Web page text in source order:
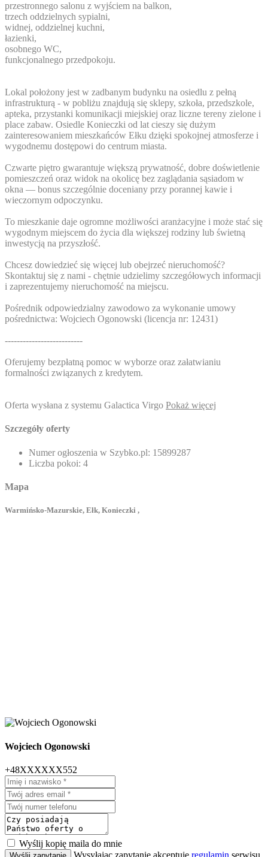
przestronnego salonu z wyjściem na balkon,
trzech oddzielnych sypialni,
widnej, oddzielnej kuchni,
łazienki,
osobnego WC,
funkcjonalnego przedpokoju.
Lokal położony jest w zadbanym budynku na osiedlu z pełną
infrastrukturą - w pobliżu znajdują się sklepy, szkoła, przedszkole,
apteka, przystanki komunikacji miejskiej oraz liczne tereny zielone i
place zabaw. Osiedle Konieczki od lat cieszy się dużym
zainteresowaniem mieszkańców Ełku dzięki spokojnej atmosferze i
wygodnemu dostępowi do centrum miasta.
Czwarte piętro gwarantuje większą prywatność, dobre doświetlenie
pomieszczeń oraz widok na okolicę bez zaglądania sąsiadom w
okna — bonus szczególnie doceniany przy porannej kawie i
wieczornym odpoczynku.
To mieszkanie daje ogromne możliwości aranżacyjne i może stać się
wygodnym miejscem do życia dla większej rodziny lub świetną
inwestycją na przyszłość.
Chcesz dowiedzieć się więcej lub obejrzeć nieruchomość?
Skontaktuj się z nami - chętnie udzielimy szczegółowych informacji
i zaprezentujemy nieruchomość na miejscu.
Pośrednik odpowiedzialny zawodowo za wykonanie umowy
pośrednictwa: Wojciech Ogonowski (licencja nr: 12431)
--------------------------
Oferujemy bezpłatną pomoc w wyborze oraz załatwianiu
formalności związanych z kredytem.
Oferta wysłana z systemu Galactica Virgo Pokaż więcej
Szczegóły oferty
Numer ogłoszenia w Szybko.pl: 15899287
Liczba pokoi: 4
Mapa
Warmińsko-Mazurskie, Ełk, Konieczki ,
Wojciech Ogonowski
+48XXXXXX552
Wyślij kopię maila do mnie
Wysyłając zapytanie akceptuję regulamin serwisu